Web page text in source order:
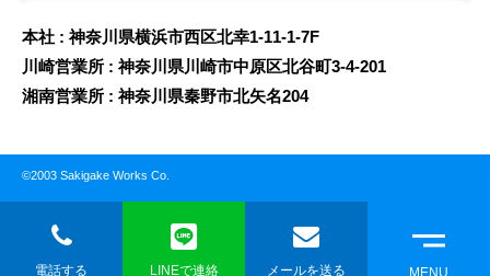
本社 : 神奈川県横浜市西区北幸1-11-1-7F
川崎営業所 : 神奈川県川崎市中原区北谷町3-4-201
湘南営業所 : 神奈川県秦野市北矢名204
©2003 Sakigake Works Co.
電話する LINEで連絡 メールを送る MENU